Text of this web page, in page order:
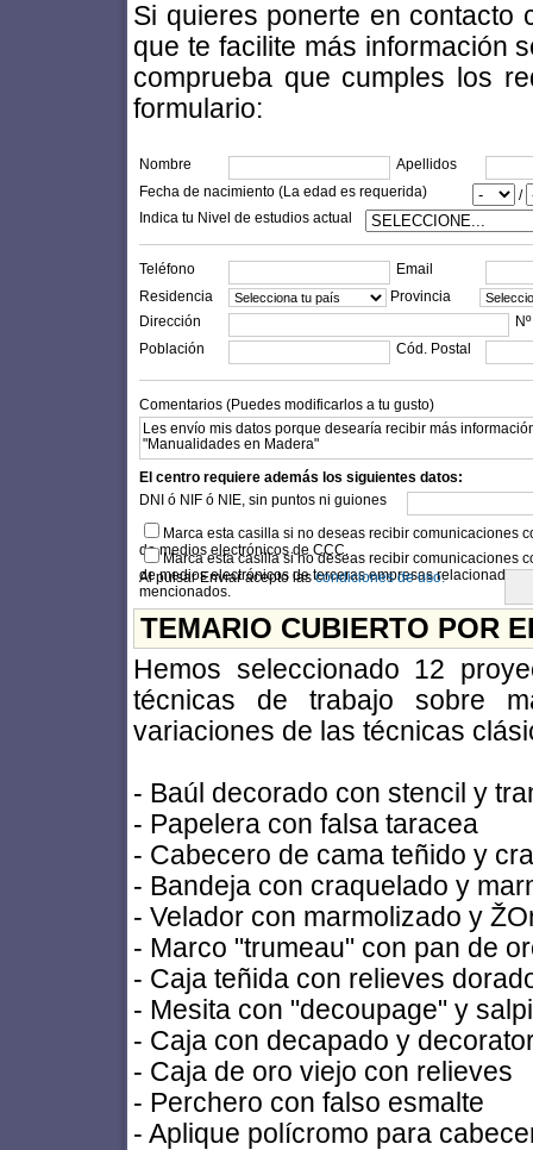
Si quieres ponerte en contacto
que te facilite más información
comprueba que cumples los
formulario:
Nombre
Apellidos
Fecha de nacimiento (La edad es requerida)
/
Indica tu Nivel de estudios actual
Teléfono
Email
Residencia
Provincia
Dirección
Nº
Población
Cód. Postal
Comentarios (Puedes modificarlos a tu gusto)
El centro requiere además los siguientes datos:
DNI ó NIF ó NIE, sin puntos ni guiones
Marca esta casilla si no deseas recibir comunicaciones
de medios electrónicos de CCC.
Marca esta casilla si no deseas recibir comunicaciones
de medios electrónicos de terceras empresas relacionadas
mencionados.
Al pulsar Enviar acepto lascondiciones de uso.
TEMARIO CUBIERTO POR
Hemos seleccionado 12
técnicas de trabajo sobre
variaciones de las técnicas
- Baúl decorado con stencil y
- Papelera con falsa taracea
- Cabecero de cama teñido y
- Bandeja con craquelado y
- Velador con marmolizado y
- Marco "trumeau" con pan de
- Caja teñida con relieves
- Mesita con "decoupage" y
- Caja con decapado y
- Caja de oro viejo con relieves
- Perchero con falso esmalte
- Aplique polícromo para